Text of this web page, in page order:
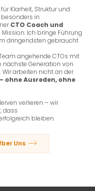
Klarheit, Struktur und
in
CTO Coach und
Ich bringe Führung
dringendsten gebraucht
angehende CTOs mit
Generation von
arbeiten nicht an der
ohne Ausreden, ohne
verlieren – wir
dass
bleiben.
Uns